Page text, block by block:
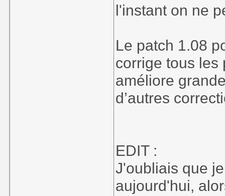
l'instant on ne
Le patch 1.08
corrige tous les
améliore
d’autres
EDIT :
J'oubliais que
aujourd'hui,